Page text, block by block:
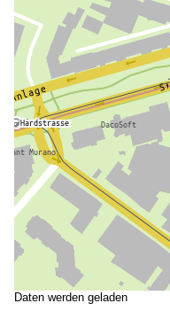
Daten werden geladen